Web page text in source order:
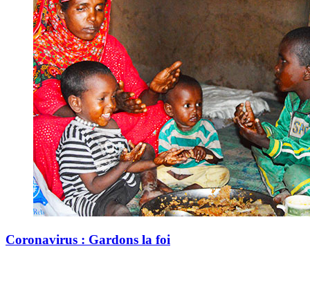
Coronavirus : Gardons la foi